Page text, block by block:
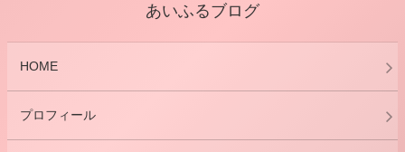
あいふるブログ
HOME
プロフィール